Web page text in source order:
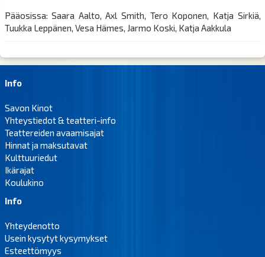
Pääosissa: Saara Aalto, Axl Smith, Tero Koponen, Katja Sirkiä,
Tuukka Leppänen, Vesa Hämes, Jarmo Koski, Katja Aakkula
Info
Savon Kinot
Yhteystiedot & teatteri-info
Teattereiden avaamisajat
Hinnat ja maksutavat
Kulttuuriedut
Ikärajat
Koulukino
Info
Yhteydenotto
Usein kysytyt kysymykset
Esteettömyys